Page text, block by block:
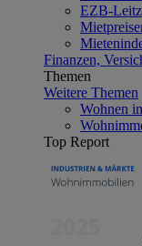
EZB-
Finanzen,
Themen
Weitere Themen
Wohnen
Top Report